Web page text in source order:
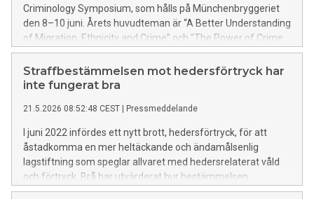
Criminology Symposium, som hålls på Münchenbryggeriet
den 8–10 juni. Årets huvudteman är “A Better Understanding
of Migration, Ethnicity and Crime” och "The Power of Crime
Prevention Programs”. Justitieminister Gunnar Strömmer
medverkar i den inledande paneldiskussionen.
Straffbestämmelsen mot hedersförtryck har
inte fungerat bra
21.5.2026 08:52:48 CEST | Pressmeddelande
I juni 2022 infördes ett nytt brott, hedersförtryck, för att
åstadkomma en mer heltäckande och ändamålsenlig
lagstiftning som speglar allvaret med hedersrelaterat våld
och förtryck. Brå har utvärderat hur bestämmelsen
tillämpats och drar slutsatsen att kriminaliseringen inte